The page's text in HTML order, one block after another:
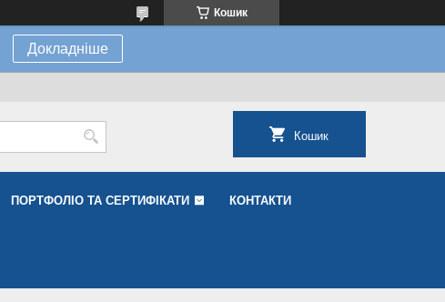
Кошик
Докладніше
Кошик
ПОРТФОЛІО ТА СЕРТИФІКАТИ КОНТАКТИ